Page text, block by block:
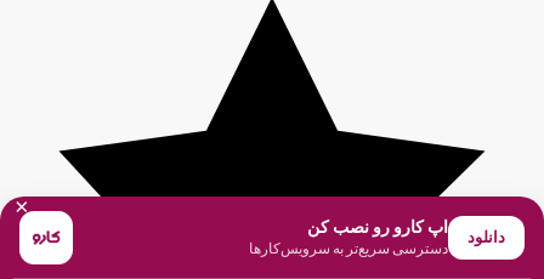
×
دانلود
اپ کارو رو نصب کن
دسترسی سریع‌تر به سرویس‌کارها